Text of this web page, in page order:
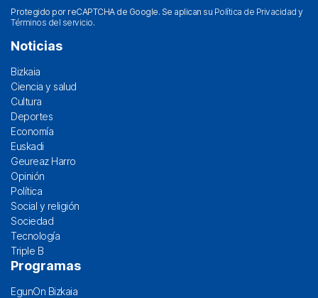
Protegido por reCAPTCHA de Google. Se aplican su Política de Privacidad y
Términos del servicio.
Noticias
Bizkaia
Ciencia y salud
Cultura
Deportes
Economía
Euskadi
Geureaz Harro
Opinión
Política
Social y religión
Sociedad
Tecnología
Triple B
Programas
EgunOn Bizkaia